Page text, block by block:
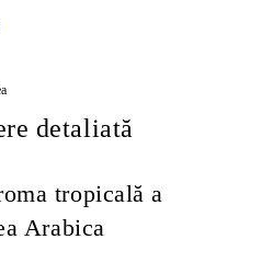
detaliată
tropicală a
Arabica